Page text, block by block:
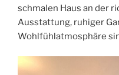
schmalen Haus an der
Ausstattung, ruhiger
Wohlfühlatmosphäre